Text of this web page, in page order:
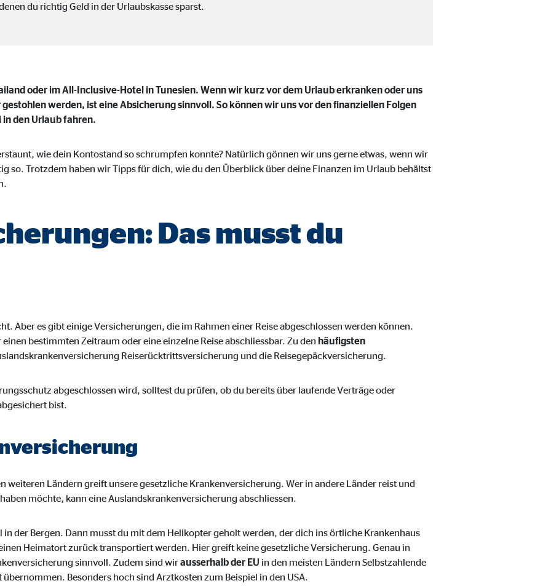
du richtig Geld in der Urlaubskasse sparst.
oder im All-Inclusive-Hotel in Tunesien. Wenn wir kurz vor dem Urlaub erkranken oder uns
werden, ist eine Absicherung sinnvoll. So können wir uns vor den finanziellen Folgen
den Urlaub fahren.
wie dein Kontostand so schrumpfen konnte? Natürlich gönnen wir uns gerne etwas, wenn wir
so. Trotzdem haben wir Tipps für dich, wie du den Überblick über deine Finanzen im Urlaub behältst
Das musst du
Aber es gibt einige Versicherungen, die im Rahmen einer Reise abgeschlossen werden können.
bestimmten Zeitraum oder eine einzelne Reise abschliessbar. Zu den häufigsten
Reiserücktrittsversicherung und die Reisegepäckversicherung.
abgeschlossen wird, solltest du prüfen, ob du bereits über laufende Verträge oder
bist.
weiteren Ländern greift unsere gesetzliche Krankenversicherung. Wer in andere Länder reist und
möchte, kann eine Auslandskrankenversicherung abschliessen.
der Bergen. Dann musst du mit dem Helikopter geholt werden, der dich ins örtliche Krankenhaus
Heimatort zurück transportiert werden. Hier greift keine gesetzliche Versicherung. Genau in
sinnvoll. Zudem sind wirausserhalb der EU in den meisten Ländern Selbstzahlende
Besonders hoch sind Arztkosten zum Beispiel in den USA.
Ltd.
von Videos